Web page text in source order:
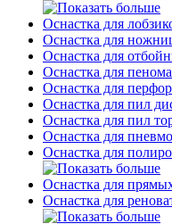
Оснастка для
Оснастка для
Оснастка для
Оснастка для
Оснастка для
Оснастка для пил
Оснастка для пил
Оснастка для
Оснастка для
Оснастка для
Оснастка для